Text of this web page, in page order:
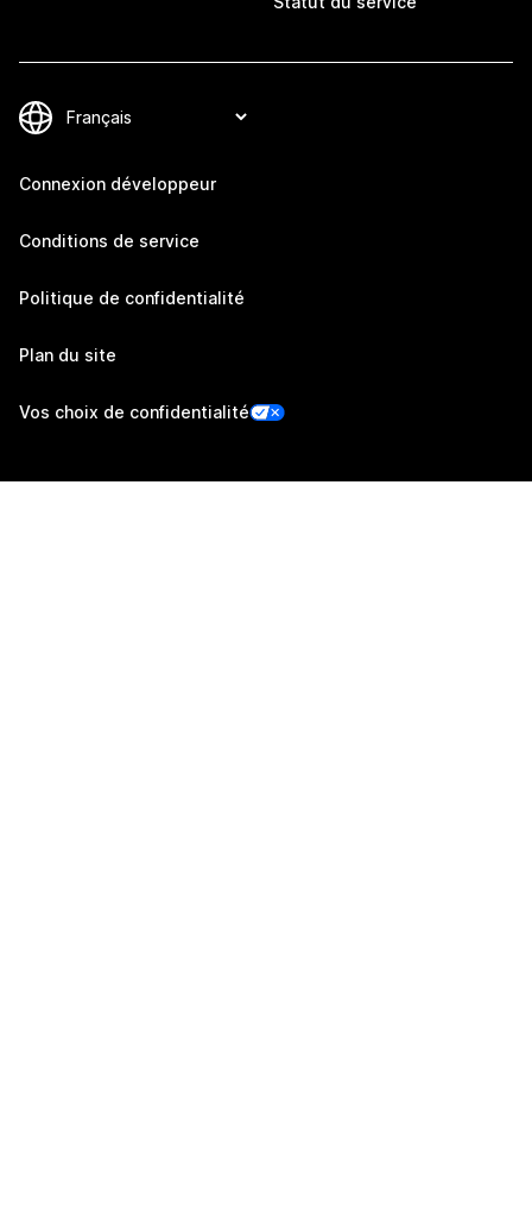
Connexion développeur
Conditions de service
Politique de confidentialité
Plan du site
Vos choix de confidentialité